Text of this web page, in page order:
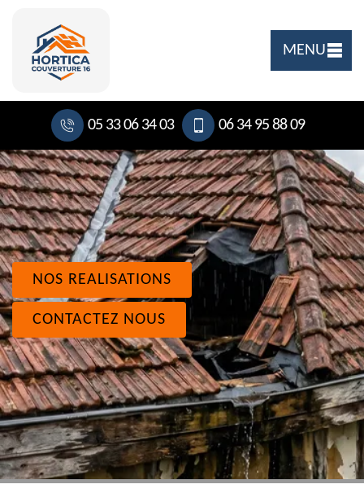
MENU
05 33 06 34 03 06 34 95 88 09
NOS REALISATIONS
CONTACTEZ NOUS